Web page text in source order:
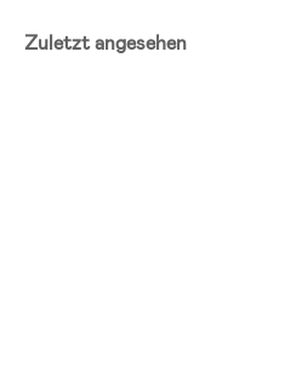
Zuletzt angesehen